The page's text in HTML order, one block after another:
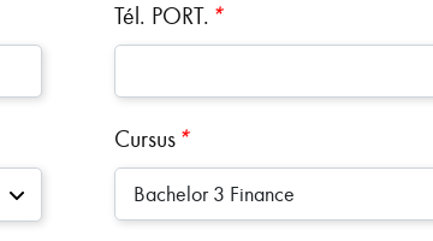
Tél. PORT. *
Cursus *
Bachelor 3 Finance